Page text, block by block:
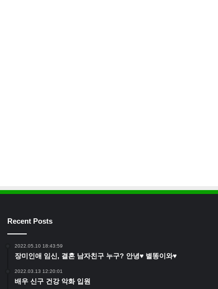
Recent Posts
2022.05.10 18:43:59
장미인애 임신, 결혼 남자친구 누구? 안녕♥ 별똥이와♥
2022.03.13 12:20:01
배우 신구 건강 악화 입원